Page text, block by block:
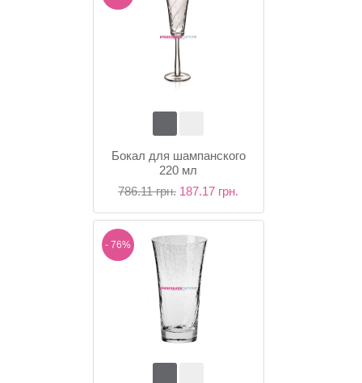
Бокал для шампанского
220 мл
786.11 грн. 187.17 грн.
- 76%